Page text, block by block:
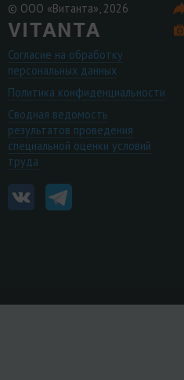
© ООО «Витанта», 2026
Согласие на обработку
персональных данных
Политика конфиденциальности
Сводная ведомость
результатов проведения
специальной оценки условий
труда